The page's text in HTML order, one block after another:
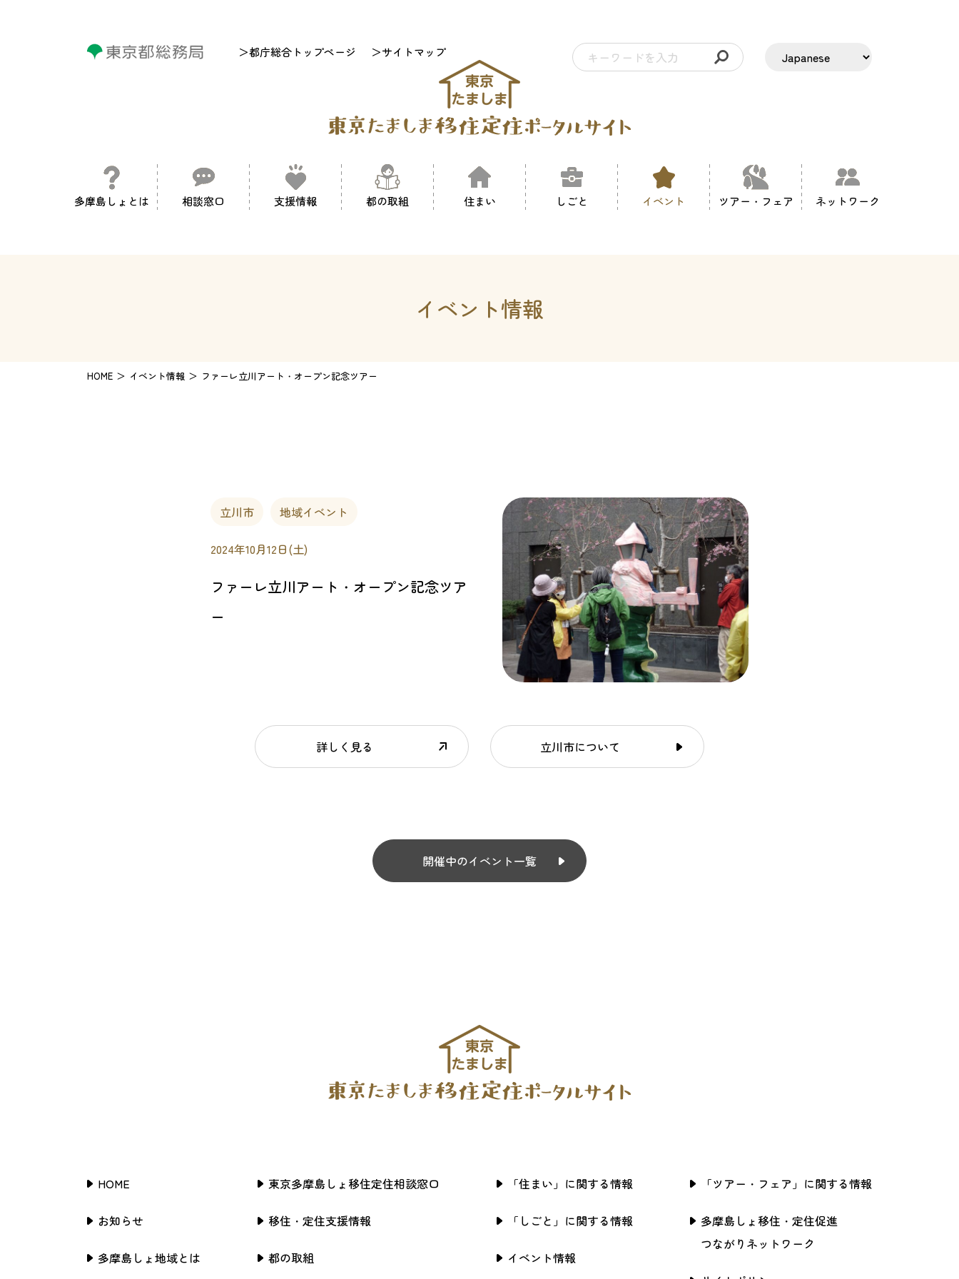
＞都庁総合トップページ ＞サイトマップ
多摩島しょとは 相談窓口 支援情報 都の取組 住まい しごと イベント ツアー・フェア ネットワーク
イベント情報
HOME イベント情報 ファーレ立川アート・オープン記念ツアー
立川市 地域イベント
2024年10月12日(土)
ファーレ立川アート・オープン記念ツア
ー
詳しく見る 立川市について
開催中のイベント一覧
HOME
お知らせ
多摩島しょ地域とは
東京多摩島しょ移住定住相談窓口
移住・定住支援情報
都の取組
「住まい」に関する情報
「しごと」に関する情報
イベント情報
「ツアー・フェア」に関する情報
多摩島しょ移住・定住促進
つながりネットワーク